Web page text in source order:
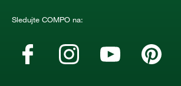
Sledujte COMPO na: